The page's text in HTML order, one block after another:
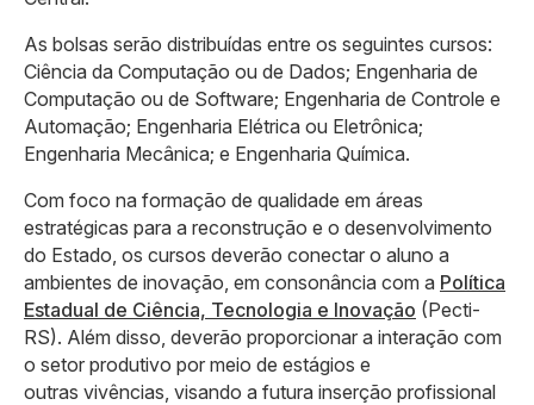
As bolsas serão distribuídas entre os seguintes cursos:
Ciência da Computação ou de Dados; Engenharia de
Computação ou de Software; Engenharia de Controle e
Automação; Engenharia Elétrica ou Eletrônica;
Engenharia Mecânica; e Engenharia Química.
Com foco na formação de qualidade em áreas
estratégicas para a reconstrução e o desenvolvimento
do Estado, os cursos deverão conectar o aluno a
ambientes de inovação, em consonância com a Política
Estadual de Ciência, Tecnologia e Inovação (Pecti-
RS). Além disso, deverão proporcionar a interação com
o setor produtivo por meio de estágios e
outras vivências, visando a futura inserção profissional